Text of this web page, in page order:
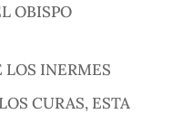
OBISPO
LOS INERMES
CURAS, ESTA